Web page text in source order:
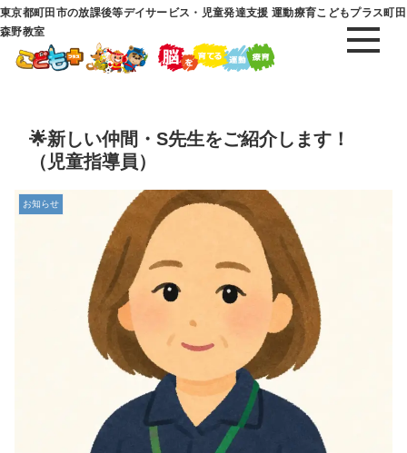
東京都町田市の放課後等デイサービス・児童発達支援 運動療育こどもプラス町田
森野教室
🌟新しい仲間・S先生をご紹介します！
（児童指導員）
お知らせ